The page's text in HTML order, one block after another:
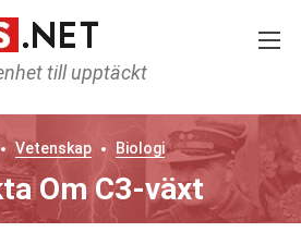
till upptäckt
Vetenskap Biologi
Om C3-växt